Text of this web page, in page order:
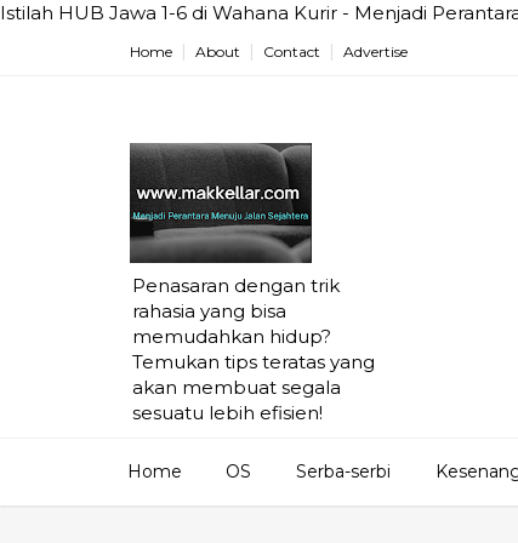
Istilah HUB Jawa 1-6 di Wahana Kurir - Menjadi
Home About Contact Advertise
Penasaran dengan trik
rahasia yang bisa
memudahkan hidup?
Temukan tips teratas yang
akan membuat segala
sesuatu lebih efisien!
Home OS Serba-serbi